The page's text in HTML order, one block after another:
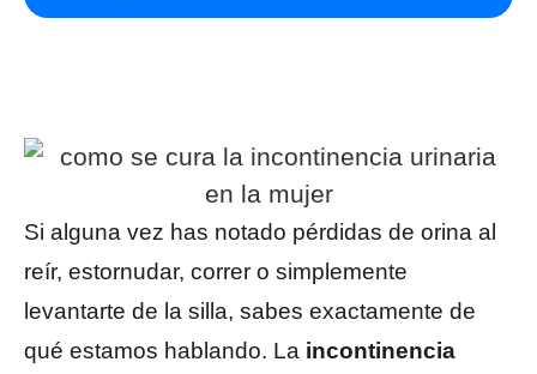
Si alguna vez has notado pérdidas de orina al
reír, estornudar, correr o simplemente
levantarte de la silla, sabes exactamente de
qué estamos hablando. La incontinencia